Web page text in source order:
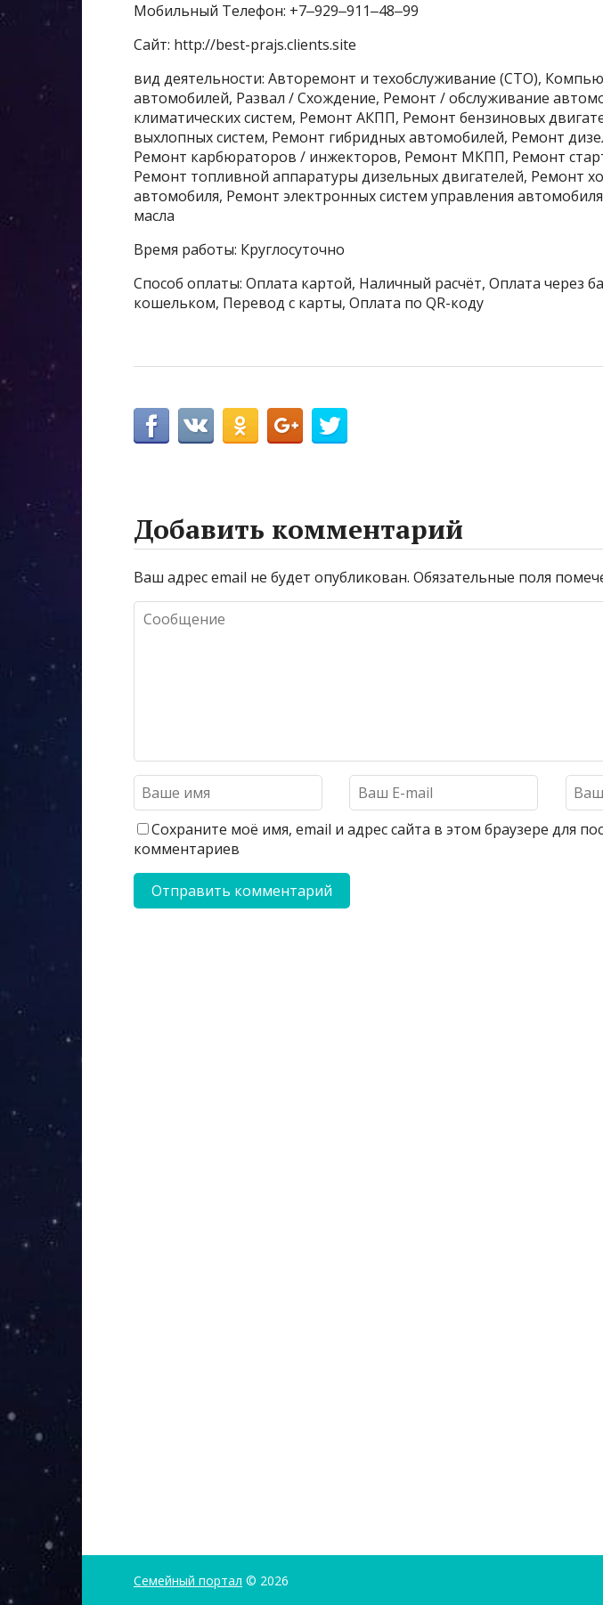
Мобильный Телефон: +7‒929‒911‒48‒99
Сайт: http://best-prajs.clients.site
вид деятельности: Авторемонт и техобслуживание (СТО),
автомобилей, Развал / Схождение, Ремонт / обслуживание
климатических систем, Ремонт АКПП, Ремонт бензиновых
выхлопных систем, Ремонт гибридных автомобилей, Ремонт
Ремонт карбюраторов / инжекторов, Ремонт МКПП, Ремонт
Ремонт топливной аппаратуры дизельных двигателей, Ремонт
автомобиля, Ремонт электронных систем управления
масла
Время работы: Круглосуточно
Способ оплаты: Оплата картой, Наличный расчёт, Оплата через
кошельком, Перевод с карты, Оплата по QR-коду
Добавить комментарий
Ваш адрес email не будет опубликован. Обязательные поля
Сохраните моё имя, email и адрес сайта в этом браузере для
комментариев
Семейный портал © 2026